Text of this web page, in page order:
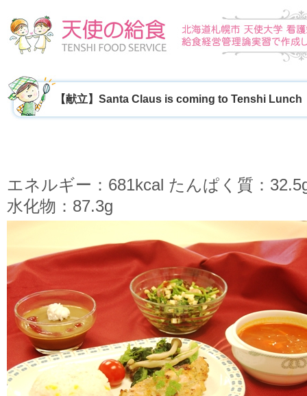
【献立】Santa Claus is coming to Tenshi Lunch
エネルギー：681kcal たんぱく質：
水化物：87.3g